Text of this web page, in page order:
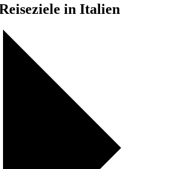
in Italien